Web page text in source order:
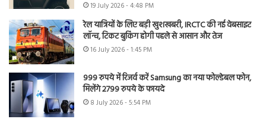
19 July 2026 - 4:48 PM
रेल यात्रियों के लिए बड़ी खुशखबरी, IRCTC की नई वेबसाइट
लॉन्च, टिकट बुकिंग होगी पहले से आसान और तेज
16 July 2026 - 1:45 PM
999 रुपये में रिजर्व करें Samsung का नया फोल्डेबल फोन,
मिलेंगे 2799 रुपये के फायदे
8 July 2026 - 5:54 PM